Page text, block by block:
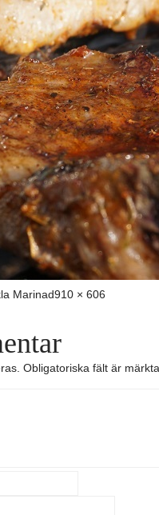
MarinadFull
910 × 606
Obligatoriska fält är märkta